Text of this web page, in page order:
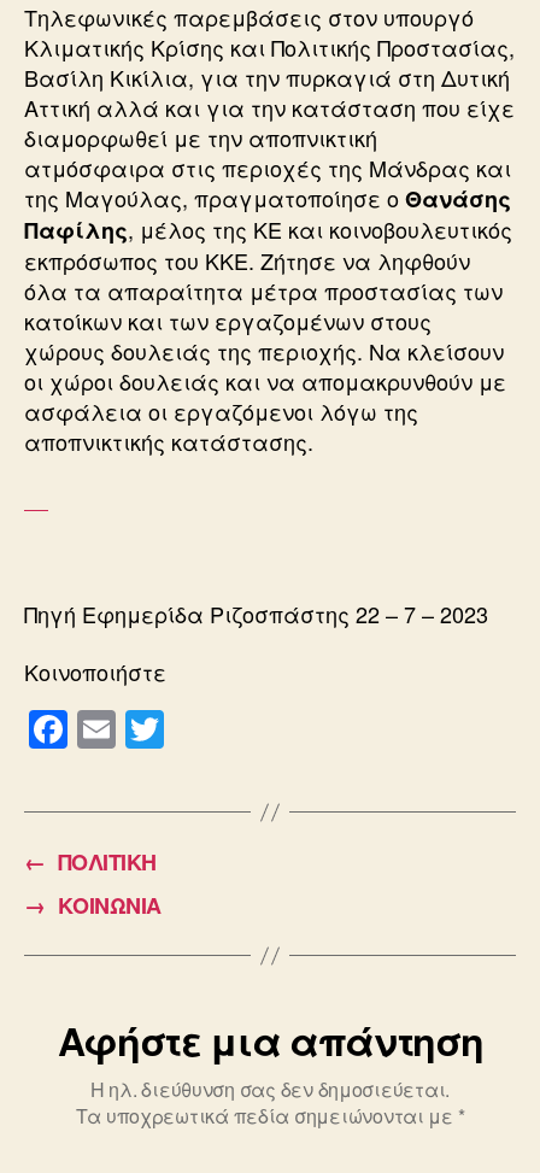
Τηλεφωνικές παρεμβάσεις στον υπουργό
Κλιματικής Κρίσης και Πολιτικής Προστασίας,
Βασίλη Κικίλια, για την πυρκαγιά στη Δυτική
Αττική αλλά και για την κατάσταση που είχε
διαμορφωθεί με την αποπνικτική
ατμόσφαιρα στις περιοχές της Μάνδρας και
της Μαγούλας, πραγματοποίησε οΘανάσης
Παφίλης, μέλος της ΚΕ και κοινοβουλευτικός
εκπρόσωπος του ΚΚΕ. Ζήτησε να ληφθούν
όλα τα απαραίτητα μέτρα προστασίας των
κατοίκων και των εργαζομένων στους
χώρους δουλειάς της περιοχής. Να κλείσουν
οι χώροι δουλειάς και να απομακρυνθούν με
ασφάλεια οι εργαζόμενοι λόγω της
αποπνικτικής κατάστασης.
Πηγή Εφημερίδα Ριζοσπάστης 22 – 7 – 2023
Κοινοποιήστε
F
c
e
b
o
o
E
ailtt
← ΠΟΛΙΤΙΚΗ
→ ΚΟΙΝΩΝΙΑ
Αφήστε μια απάντηση
Η ηλ. διεύθυνση σας δεν δημοσιεύεται.
Τα υποχρεωτικά πεδία σημειώνονται με *